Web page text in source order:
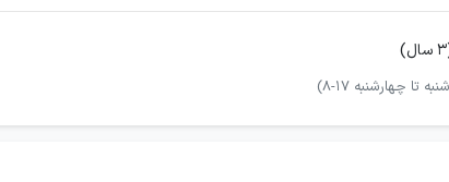
تا چهارشنبه 17-8)